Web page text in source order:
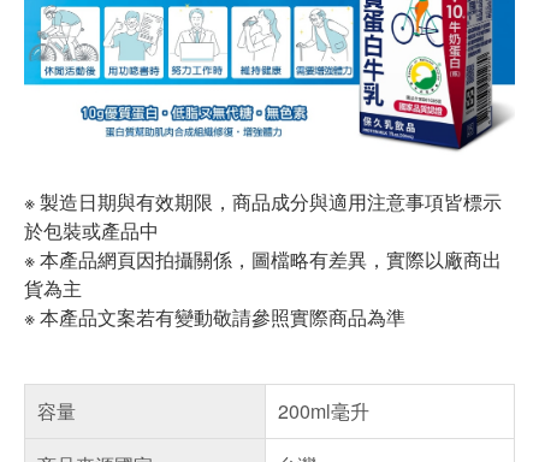
※ 製造日期與有效期限，商品成分與適用注意事項皆標示
於包裝或產品中
※ 本產品網頁因拍攝關係，圖檔略有差異，實際以廠商出
貨為主
※ 本產品文案若有變動敬請參照實際商品為準
容量
200ml毫升